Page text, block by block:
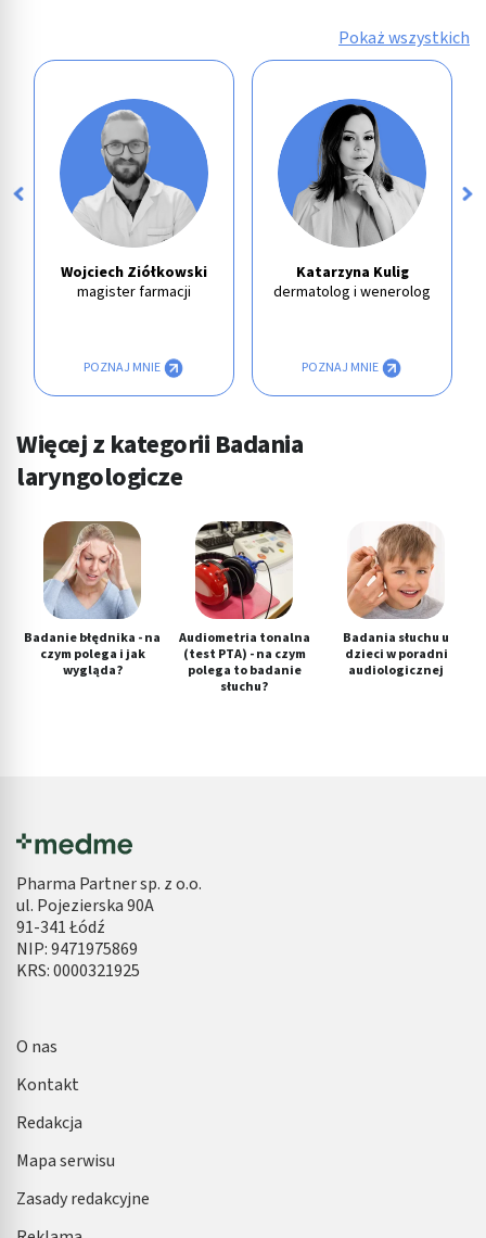
Pokaż wszystkich
Wojciech Ziółkowski
magister farmacji
POZNAJ MNIE
Katarzyna Kulig
dermatolog i wenerolog
POZNAJ MNIE
Więcej z kategorii Badania
laryngologicze
Badanie błędnika - na
czym polega i jak
wygląda?
Audiometria tonalna
(test PTA) - na czym
polega to badanie
słuchu?
Badania słuchu u
dzieci w poradni
audiologicznej
Pharma Partner sp. z o.o.
ul. Pojezierska 90A
91-341 Łódź
NIP: 9471975869
KRS: 0000321925
O nas
Kontakt
Redakcja
Mapa serwisu
Zasady redakcyjne